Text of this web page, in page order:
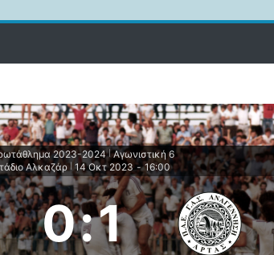
2023-2024 | Αγωνιστική 6
Αλκαζάρ 14 Οκτ 2023 - 16:00
0:1